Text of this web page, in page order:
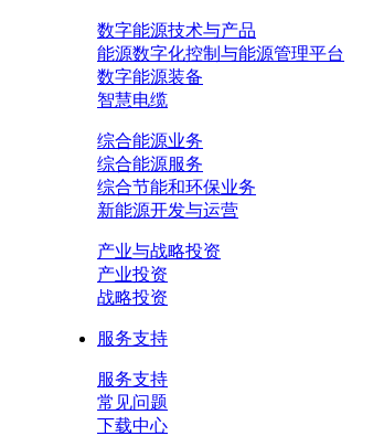
数字能源技术与产品
能源数字化控制与能源管理平台
数字能源装备
智慧电缆
综合能源业务
综合能源服务
综合节能和环保业务
新能源开发与运营
产业与战略投资
产业投资
战略投资
服务支持
服务支持
常见问题
下载中心